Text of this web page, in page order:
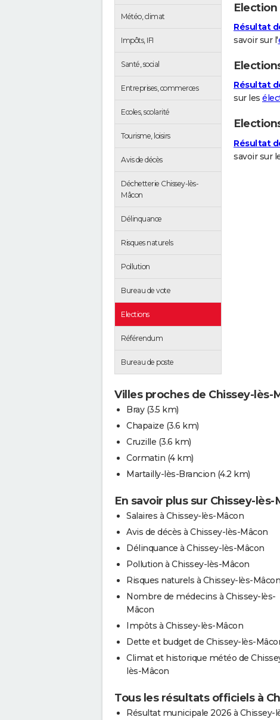
Météo, climat
Impôts, IFI
Santé, social
Entreprises, commerces
Ecoles, scolarité
Tourisme, loisirs
Avis de décès
Déchetterie Chissey-lès-
Mâcon
Délinquance
Risques naturels
Pollution
Bureau de vote
Elections
Référendum
Bureau de poste
Résultat
savoir sur l'
Résultat
sur les
Résultat
savoir sur
Villes proches de Chissey-lès-
Bray (3.5 km)
Chapaize (3.6 km)
Cruzille (3.6 km)
Cormatin (4 km)
Martailly-lès-Brancion (4.2 km)
En savoir plus sur Chissey-lès-
Salaires à Chissey-lès-Mâcon
Avis de décès à Chissey-lès-Mâcon
Délinquance à Chissey-lès-Mâcon
Pollution à Chissey-lès-Mâcon
Risques naturels à Chissey-lès-Mâcon
Nombre de médecins à Chissey-lès-
Mâcon
Impôts à Chissey-lès-Mâcon
Dette et budget de Chissey-lès-
Climat et historique météo de
lès-Mâcon
Tous les résultats officiels à
Résultat municipale 2026 à Chissey-